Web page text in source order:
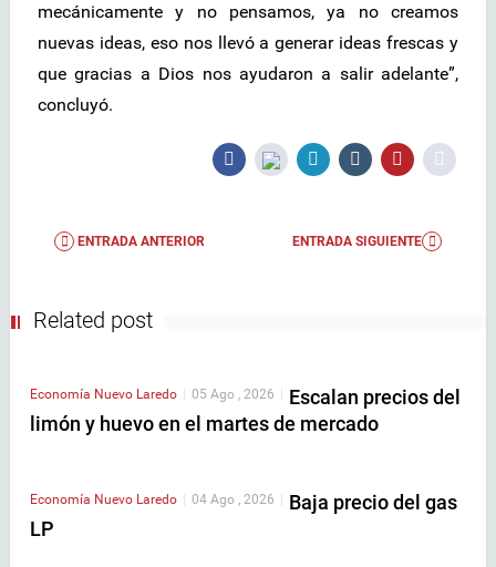
mecánicamente y no pensamos, ya no creamos
nuevas ideas, eso nos llevó a generar ideas frescas y
que gracias a Dios nos ayudaron a salir adelante”,
concluyó.
ENTRADA ANTERIOR ENTRADA SIGUIENTE
Related post
Economía Nuevo Laredo 05 Ago , 2026
Escalan precios del
limón y huevo en el martes de mercado
Economía Nuevo Laredo 04 Ago , 2026
Baja precio del gas
LP